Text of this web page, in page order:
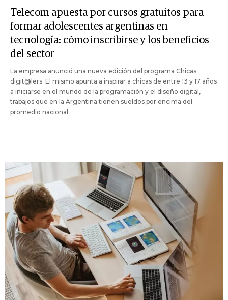
Telecom apuesta por cursos gratuitos para
formar adolescentes argentinas en
tecnología: cómo inscribirse y los beneficios
del sector
La empresa anunció una nueva edición del programa Chicas
digit@lers. El mismo apunta a inspirar a chicas de entre 13 y 17 años
a iniciarse en el mundo de la programación y el diseño digital,
trabajos que en la Argentina tienen sueldos por encima del
promedio nacional.